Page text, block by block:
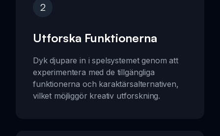
2
Utforska Funktionerna
Dyk djupare in i spelsystemet genom att
experimentera med de tillgängliga
funktionerna och karaktärsalternativen,
vilket möjliggör kreativ utforskning.